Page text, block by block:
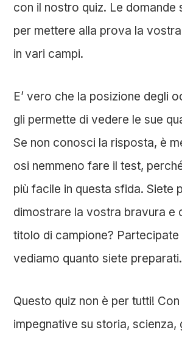
con il nostro quiz. Le domande
per mettere alla prova la
in vari campi.
E’ vero che la posizione degli
gli permette di vedere le sue
Se non conosci la risposta, è
osi nemmeno fare il test,
più facile in questa sfida. Siete
dimostrare la vostra bravura e
titolo di campione? Partecipate
vediamo quanto siete preparati.
Questo quiz non è per tutti!
impegnative su storia, scienza,